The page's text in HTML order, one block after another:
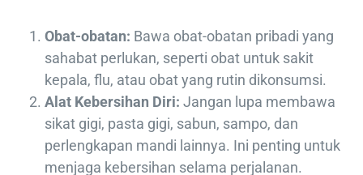
Obat-obatan: Bawa obat-obatan pribadi yang
sahabat perlukan, seperti obat untuk sakit
kepala, flu, atau obat yang rutin dikonsumsi.
Alat Kebersihan Diri: Jangan lupa membawa
sikat gigi, pasta gigi, sabun, sampo, dan
perlengkapan mandi lainnya. Ini penting untuk
menjaga kebersihan selama perjalanan.